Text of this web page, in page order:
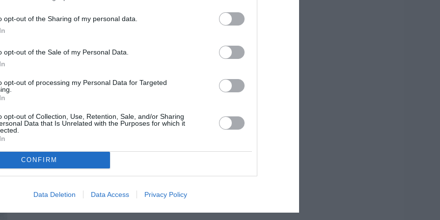
opt-out of the Sharing of my personal data.
opt-out of the Sale of my Personal Data.
opt-out of processing my Personal Data for Targeted
opt-out of Collection, Use, Retention, Sale, and/or Sharing
Data that Is Unrelated with the Purposes for which it
CONFIRM
Data Deletion Data Access Privacy Policy
και η συλλογική διεκδίκηση μπορούν να αποφέρουν
υπηρεσίες ζωτικής σημασίας για τον τόπο μας. Το
θα συνεχίσει να παρακολουθεί στενά τις
διασφάλιση της πλήρους λειτουργίας του
των επαγγελματιών και της τοπικής οικονομίας».
ΤΡΑΠΕΖΑ ΠΕΙΡΑΙΩΣ ΓΑΡΓΑΛΙΑΝΩΝΩ